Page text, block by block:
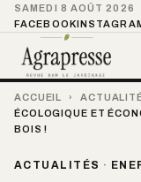
SAMEDI 8 AOÛT 2026
FACEBOOK
ACCUEIL ›
ÉCOLOGIQUE ET
BOIS !
ACTUALITÉS ·